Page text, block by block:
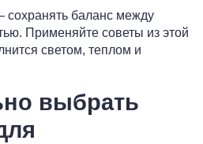
сохранять баланс между
Применяйте советы из этой
светом, теплом и
выбрать